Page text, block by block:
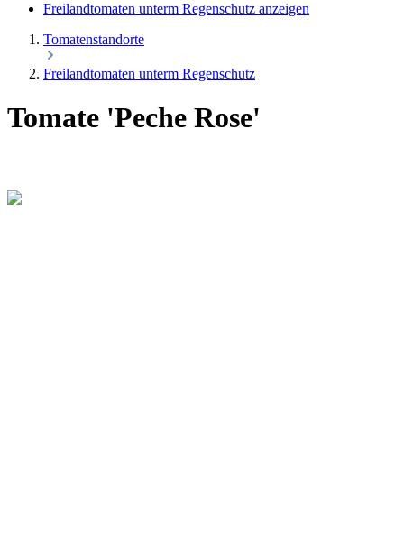
Freilandtomaten unterm Regenschutz anzeigen
Tomatenstandorte
Freilandtomaten unterm Regenschutz
Tomate 'Peche Rose'